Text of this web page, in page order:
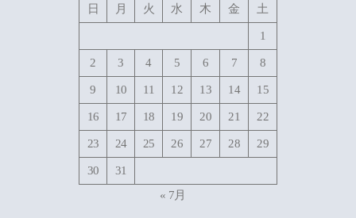
日
月 火 水 木 金 土
1
2 3 4 5 6 7 8
9 10 11 12 13 14 15
16 17 18 19 20 21 22
23 24 25 26 27 28 29
30
31
« 7月